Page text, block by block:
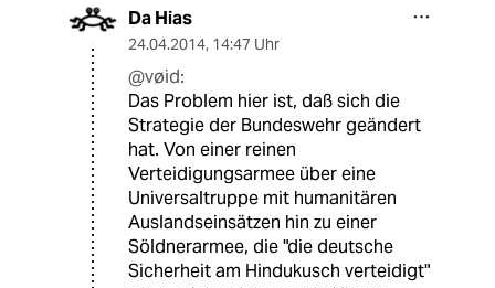
Da Hias
24.04.2014, 14:47 Uhr
@vøid:
Das Problem hier ist, daß sich die
Strategie der Bundeswehr geändert
hat. Von einer reinen
Verteidigungsarmee über eine
Universaltruppe mit humanitären
Auslandseinsätzen hin zu einer
Söldnerarmee, die "die deutsche
Sicherheit am Hindukusch verteidigt"